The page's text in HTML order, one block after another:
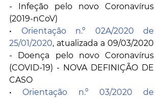
- Infeção pelo novo Coronavírus
(2019-nCoV)
• Orientação n.º 02A/2020 de
25/01/2020, atualizada a 09/03/2020
- Doença pelo novo Coronavírus
(COVID-19) - NOVA DEFINIÇÃO DE
CASO
• Orientação n.º 03/2020 de